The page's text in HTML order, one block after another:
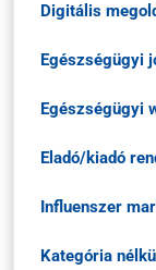
Digitális
Egészségügyi
Egészségügyi
Eladó/kiadó
Influenszer
Kategória